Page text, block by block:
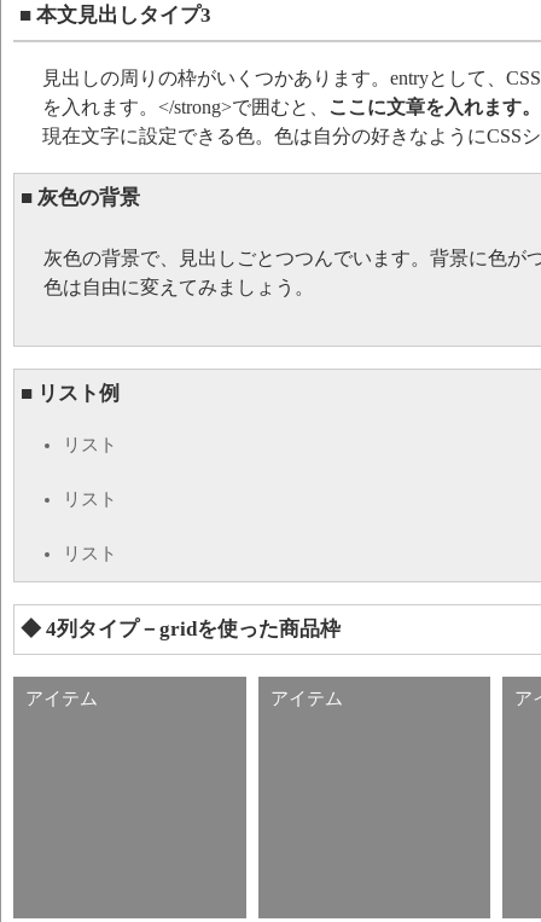
■ 本文見出しタイプ3
見出しの周りの枠がいくつかあります。entryとして、
を入れます。</strong>で囲むと、
ここに文章を入れます。
現在文字に設定できる色。色は自分の好きなようにCSS
■ 灰色の背景
灰色の背景で、見出しごとつつんでいます。背景に色が
色は自由に変えてみましょう。
■ リスト例
リスト
リスト
リスト
◆ 4列タイプ－gridを使った商品枠
アイテム アイテム ア